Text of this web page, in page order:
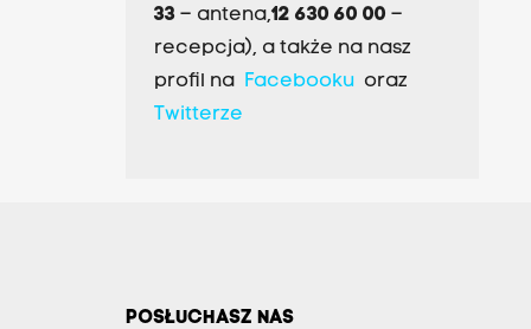
33– antena,12 630 60 00 –
recepcja), a także na nasz
profil na Facebookuoraz
Twitterze
POSŁUCHASZ NAS